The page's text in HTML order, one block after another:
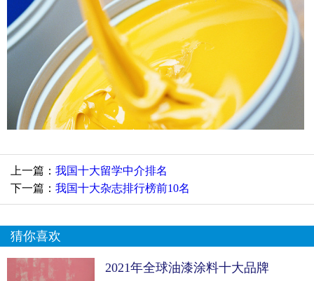
上一篇： 我国十大留学中介排名
下一篇： 我国十大杂志排行榜前10名
猜你喜欢
2021年全球油漆涂料十大品牌